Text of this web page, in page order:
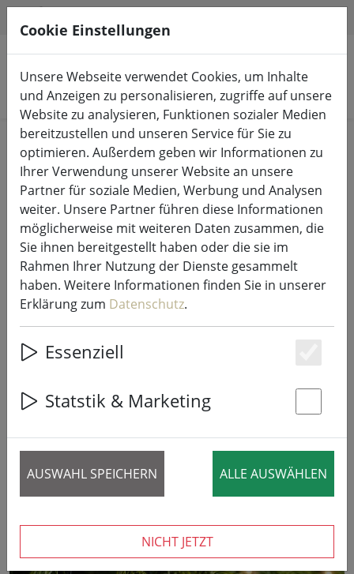
Produkte suchen
Start Lichterketten & Beleuchtung Lichterketten
Kaemingk Lumineo Lichterkette
Compact 1000 LED klassisch warm
außen 22,5 m grün
‹ ›
33% SPAREN
Cookie Einstellungen
Unsere Webseite verwendet Cookies, um Inhalte
und Anzeigen zu personalisieren, zugriffe auf unsere
Website zu analysieren, Funktionen sozialer Medien
bereitzustellen und unseren Service für Sie zu
optimieren. Außerdem geben wir Informationen zu
Ihrer Verwendung unserer Website an unsere
Partner für soziale Medien, Werbung und Analysen
weiter. Unsere Partner führen diese Informationen
möglicherweise mit weiteren Daten zusammen, die
Sie ihnen bereitgestellt haben oder die sie im
Rahmen Ihrer Nutzung der Dienste gesammelt
haben. Weitere Informationen finden Sie in unserer
Erklärung zum Datenschutz.
Essenziell
Statstik & Marketing
AUSWAHL SPEICHERN ALLE AUSWÄHLEN
NICHT JETZT